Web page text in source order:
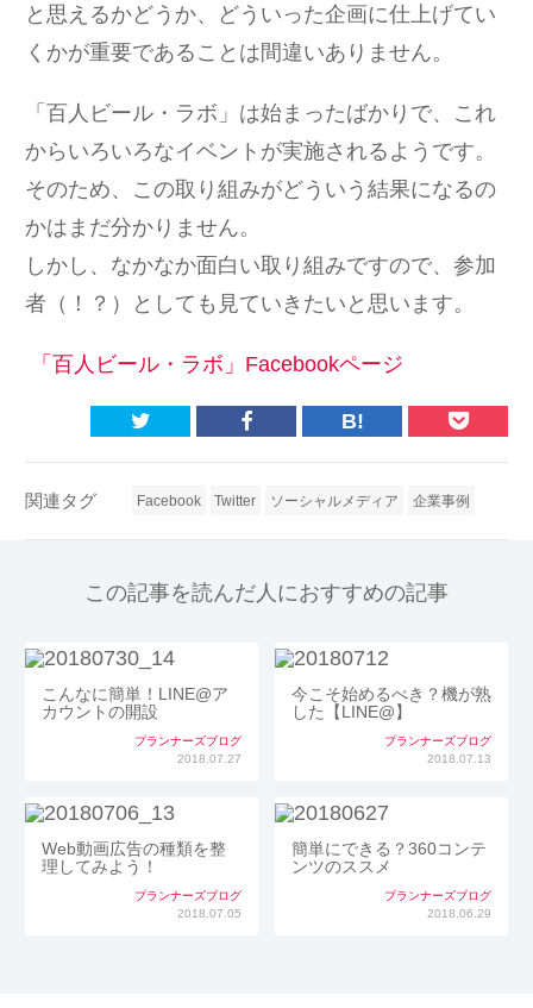
と思えるかどうか、どういった企画に仕上げてい
くかが重要であることは間違いありません。
「百人ビール・ラボ」は始まったばかりで、これ
からいろいろなイベントが実施されるようです。
そのため、この取り組みがどういう結果になるの
かはまだ分かりません。
しかし、なかなか面白い取り組みですので、参加
者（！？）としても見ていきたいと思います。
「百人ビール・ラボ」Facebookページ
B!
関連タグ Facebook Twitter ソーシャルメディア 企業事例
この記事を読んだ人におすすめの記事
こんなに簡単！LINE@ア
カウントの開設
プランナーズブログ
2018.07.27
今こそ始めるべき？機が熟
した【LINE@】
プランナーズブログ
2018.07.13
Web動画広告の種類を整
理してみよう！
プランナーズブログ
2018.07.05
簡単にできる？360コンテ
ンツのススメ
プランナーズブログ
2018.06.29